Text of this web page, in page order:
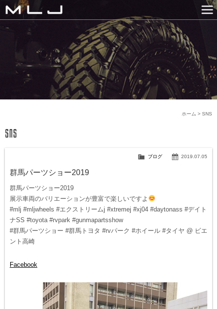
MLJ / Lexani(レクサーニ
GALLERY
SNS
NEWS
COMPANY
HISTORY
CONTACT US
LINK
SNS
ホーム >
2019.07.05
ブログ
群馬パーツショー2019
群馬パーツショー2019
展示車両のバリエーションが豊富で楽しいですよ
#mlj #mljwheels #エクストリームj #xtremej #xj04 #daytonass #デイト
ナSS #toyota #rvpark #gunmapartsshow
#群馬パーツショー #群馬トヨタ #rvパーク #ホイール #タイヤ @ ビエ
ント高崎
Facebook